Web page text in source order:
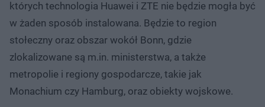
których technologia Huawei i ZTE nie będzie mogła być
w żaden sposób instalowana. Będzie to region
stołeczny oraz obszar wokół Bonn, gdzie
zlokalizowane są m.in. ministerstwa, a także
metropolie i regiony gospodarcze, takie jak
Monachium czy Hamburg, oraz obiekty wojskowe.